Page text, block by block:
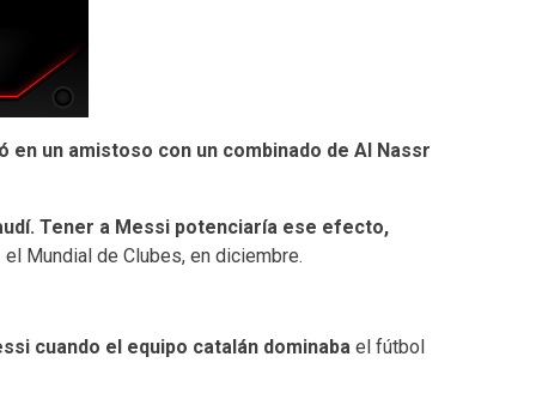
en un amistoso con un combinado de Al Nassr
Tener a Messi potenciaría ese efecto,
Mundial de Clubes, en diciembre.
cuando el equipo catalán dominaba el fútbol